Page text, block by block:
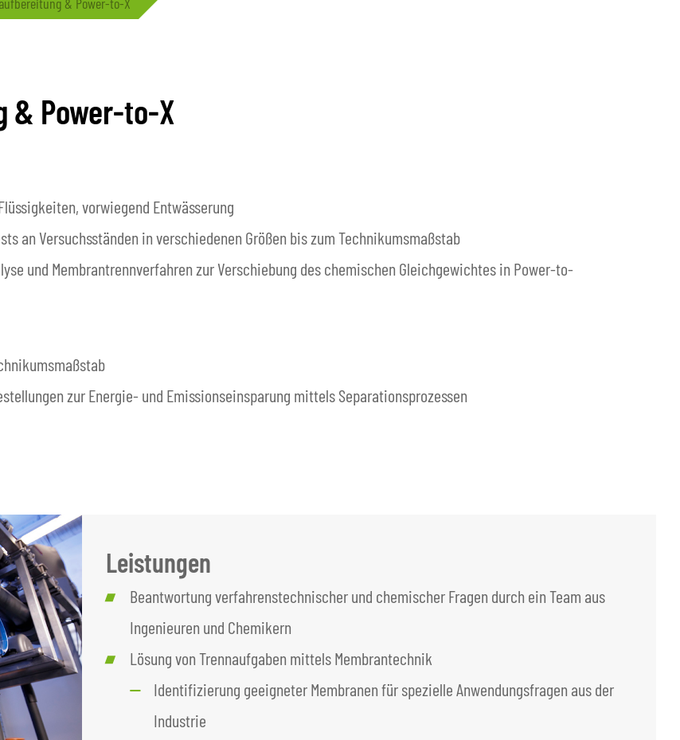
& Power-to-X
vorwiegend Entwässerung
an Versuchsständen in verschiedenen Größen bis zum Technikumsmaßstab
und Membrantrennverfahren zur Verschiebung des chemischen Gleichgewichtes in Power-to-
zur Energie- und Emissionseinsparung mittels Separationsprozessen
Leistungen
Beantwortung verfahrenstechnischer und chemischer Fragen durch ein Team aus
Ingenieuren und Chemikern
Lösung von Trennaufgaben mittels Membrantechnik
Identifizierung geeigneter Membranen für spezielle Anwendungsfragen aus der
Industrie